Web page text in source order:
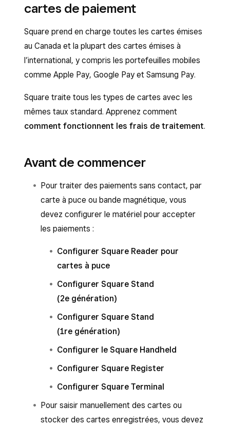
cartes de paiement
Square prend en charge toutes les cartes émises
au Canada et la plupart des cartes émises à
l’international, y compris les portefeuilles mobiles
comme Apple Pay, Google Pay et Samsung Pay.
Square traite tous les types de cartes avec les
mêmes taux standard. Apprenez comment
comment fonctionnent les frais de traitement.
Avant de commencer
Pour traiter des paiements sans contact, par
carte à puce ou bande magnétique, vous
devez configurer le matériel pour accepter
les paiements :
Configurer Square Reader pour
cartes à puce
Configurer Square Stand
(2e génération)
Configurer Square Stand
(1re génération)
Configurer le Square Handheld
Configurer Square Register
Configurer Square Terminal
Pour saisir manuellement des cartes ou
stocker des cartes enregistrées, vous devez